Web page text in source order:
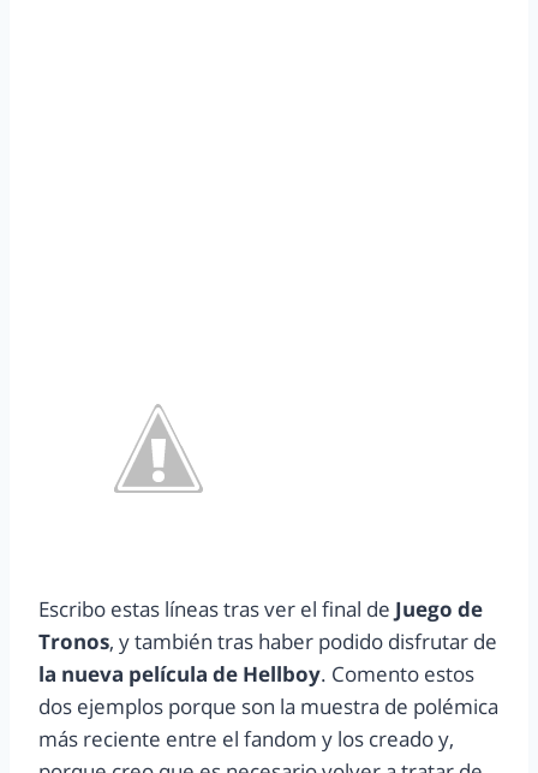
Escribo estas líneas tras ver el final de Juego de
Tronos, y también tras haber podido disfrutar de
la nueva película de Hellboy. Comento estos
dos ejemplos porque son la muestra de polémica
más reciente entre el fandom y los creado y,